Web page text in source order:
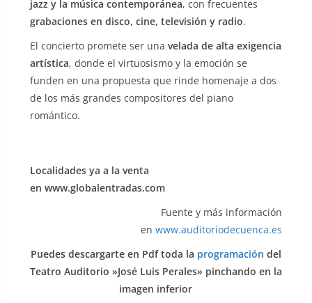
jazz y la música contemporánea, con frecuentes
grabaciones en disco, cine, televisión y radio.
El concierto promete ser una velada de alta exigencia
artística, donde el virtuosismo y la emoción se
funden en una propuesta que rinde homenaje a dos
de los más grandes compositores del piano
romántico.
Localidades ya a la venta
en www.globalentradas.com
Fuente y más información
enwww.auditoriodecuenca.es
Puedes descargarte en Pdf toda la programación del
Teatro Auditorio »José Luis Perales» pinchando en la
imagen inferior